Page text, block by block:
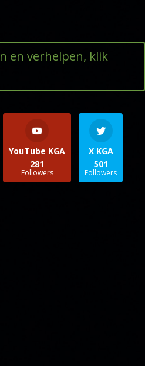
en verhelpen, klik
YouTube KGA
281
Followers
X KGA
501
Followers